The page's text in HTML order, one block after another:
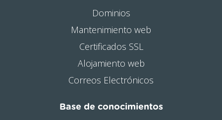
Dominios
Mantenimiento web
Certificados SSL
Alojamiento web
Correos Electrónicos
Base de conocimientos